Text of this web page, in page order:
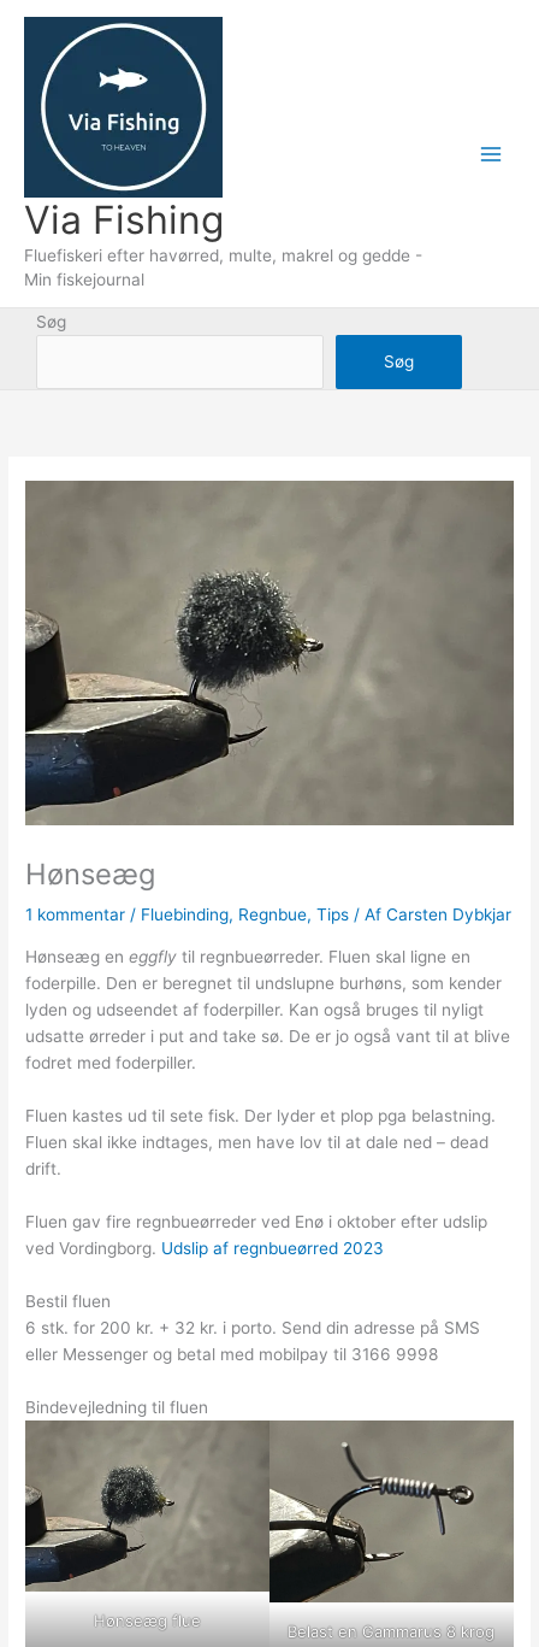
indholdet
Via Fishing
Fluefiskeri efter havørred, multe, makrel og gedde -
Min fiskejournal
Søg
Søg
Hønseæg
1 kommentar / Fluebinding, Regnbue,Tips / AfCarsten Dybkjar
Hønseæg eneggfly til regnbueørreder. Fluen skal ligne en
foderpille. Den er beregnet til undslupne burhøns, som kender
lyden og udseendet af foderpiller. Kan også bruges til nyligt
udsatte ørreder i put and take sø. De er jo også vant til at blive
fodret med foderpiller.
Fluen kastes ud til sete fisk. Der lyder et plop pga belastning.
Fluen skal ikke indtages, men have lov til at dale ned – dead
drift.
Fluen gav fire regnbueørreder ved Enø i oktober efter udslip
ved Vordingborg. Udslip af regnbueørred 2023
Bestil fluen
6 stk. for 200 kr. + 32 kr. i porto. Send din adresse på SMS
eller Messenger og betal med mobilpay til 3166 9998
Bindevejledning til fluen
Hønseæg flue
Belast en Gammarus 8 krog